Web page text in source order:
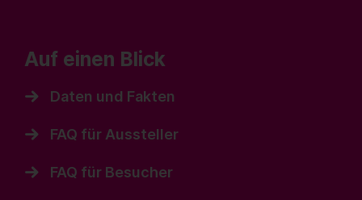
Auf einen Blick
Daten und Fakten
FAQ für Aussteller
FAQ für Besucher